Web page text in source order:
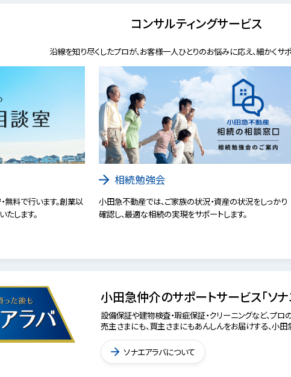
コンサルティングサービス
沿線を知り尽くしたプロが、お客様一人ひとりのお悩みに応え、細かくサ
無料で行います。創業以
します。
相続勉強会
小田急不動産では、ご家族の状況・資産の状況をしっかり
確認し、最適な相続の実現をサポートします。
小田急仲介のサポートサービス「ソナ
設備保証や建物検査・瑕疵保証・クリーニングなど、プロ
売主さまにも、買主さまにもあんしんをお届けする、小田
ソナエアラバについて